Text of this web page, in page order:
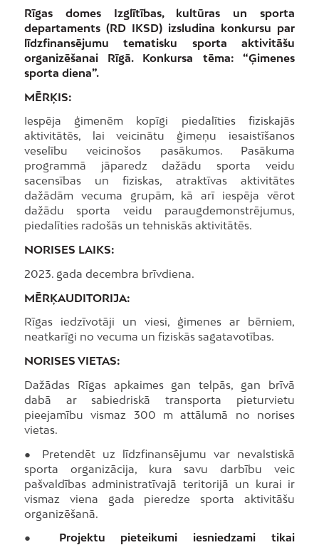
Rīgas domes Izglītības, kultūras un sporta
departaments (RD IKSD) izsludina konkursu par
līdzfinansējumu tematisku sporta aktivitāšu
organizēšanai Rīgā. Konkursa tēma: “Ģimenes
sporta diena”.
MĒRĶIS:
Iespēja ģimenēm kopīgi piedalīties fiziskajās
aktivitātēs, lai veicinātu ģimeņu iesaistīšanos
veselību veicinošos pasākumos. Pasākuma
programmā jāparedz dažādu sporta veidu
sacensības un fiziskas, atraktīvas aktivitātes
dažādām vecuma grupām, kā arī iespēja vērot
dažādu sporta veidu paraugdemonstrējumus,
piedalīties radošās un tehniskās aktivitātēs.
NORISES LAIKS:
2023. gada decembra brīvdiena.
MĒRĶAUDITORIJA:
Rīgas iedzīvotāji un viesi, ģimenes ar bērniem,
neatkarīgi no vecuma un fiziskās sagatavotības.
NORISES VIETAS:
Dažādas Rīgas apkaimes gan telpās, gan brīvā
dabā ar sabiedriskā transporta pieturvietu
pieejamību vismaz 300 m attālumā no norises
vietas.
● Pretendēt uz līdzfinansējumu var nevalstiskā
sporta organizācija, kura savu darbību veic
pašvaldības administratīvajā teritorijā un kurai ir
vismaz viena gada pieredze sporta aktivitāšu
organizēšanā.
● Projektu pieteikumi iesniedzami tikai